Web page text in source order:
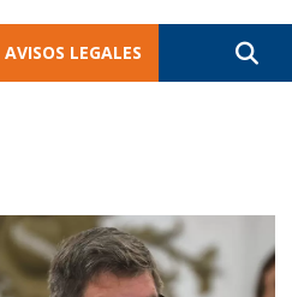
AVISOS LEGALES